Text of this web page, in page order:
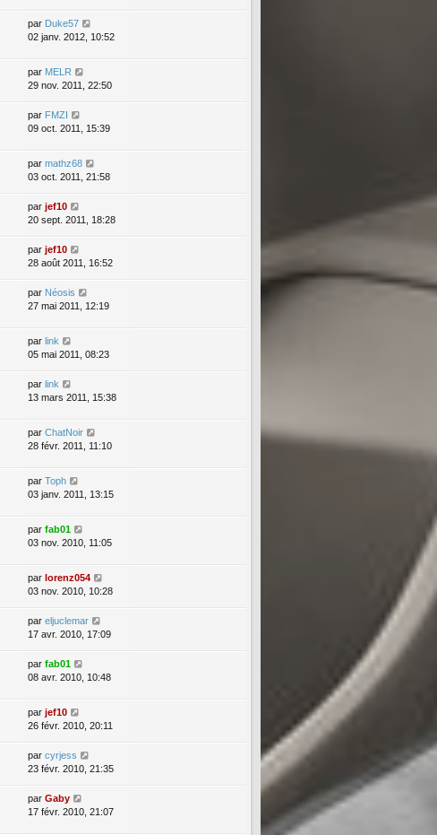
par Duke57
02 janv. 2012, 10:52
par MELR
29 nov. 2011, 22:50
par FMZI
09 oct. 2011, 15:39
par mathz68
03 oct. 2011, 21:58
par jef10
20 sept. 2011, 18:28
par jef10
28 août 2011, 16:52
par Néosis
27 mai 2011, 12:19
par link
05 mai 2011, 08:23
par link
13 mars 2011, 15:38
par ChatNoir
28 févr. 2011, 11:10
par Toph
03 janv. 2011, 13:15
par fab01
03 nov. 2010, 11:05
par lorenz054
03 nov. 2010, 10:28
par eljuclemar
17 avr. 2010, 17:09
par fab01
08 avr. 2010, 10:48
par jef10
26 févr. 2010, 20:11
par cyrjess
23 févr. 2010, 21:35
par Gaby
17 févr. 2010, 21:07